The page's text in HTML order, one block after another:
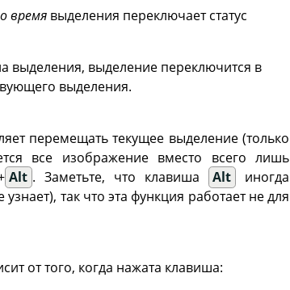
время выделения переключает статус
выделения, выделение переключится в
выделения.
перемещать текущее выделение (только
все изображение вместо всего лишь
Alt . Заметьте, что клавиша Alt
иногда
так что эта функция работает не для
от того, когда нажата клавиша: